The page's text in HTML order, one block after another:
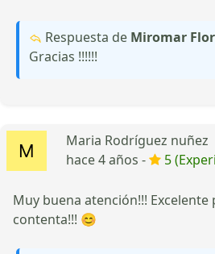
Respuesta de Miromar
Gracias !!!!!!
Maria Rodríguez nuñez
hace 4 años -
5
Muy buena atención!!!
contenta!!! 😊